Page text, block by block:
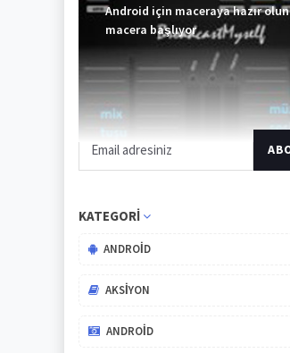
Android için maceraya hazır olun
macera başlıyor
ABONEOL
KATEGORI
ANDROID
AKSIYON
ANDROID